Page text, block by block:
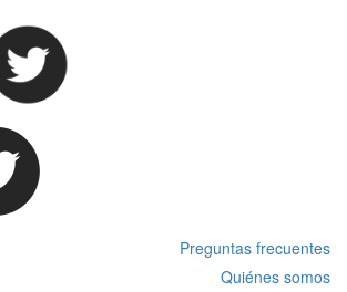
Preguntas frecuentes
Quiénes somos